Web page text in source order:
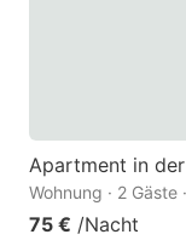
Apartment in
Wohnung · 2 Gäste
75 € /Nacht